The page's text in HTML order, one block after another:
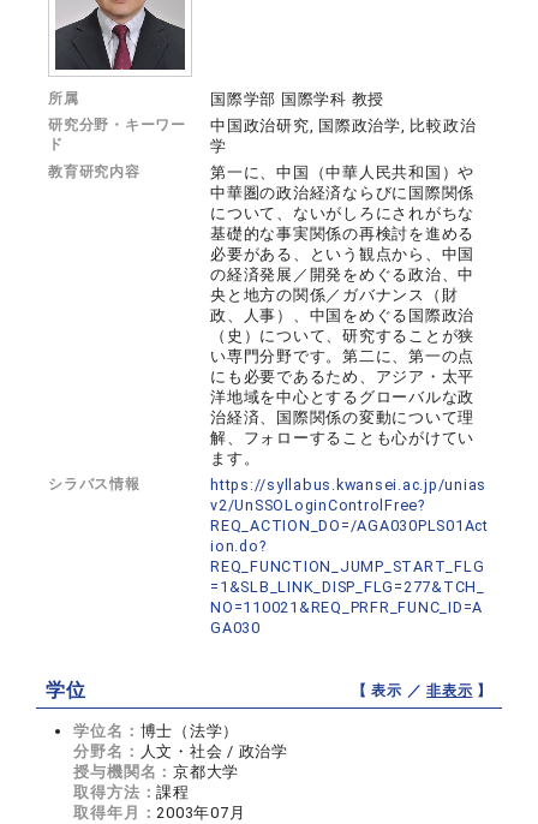
所属 国際学部 国際学科 教授
研究分野・キーワー
ド
中国政治研究, 国際政治学, 比較政治
学
教育研究内容
第一に、中国（中華人民共和国）や
中華圏の政治経済ならびに国際関係
について、ないがしろにされがちな
基礎的な事実関係の再検討を進める
必要がある、という観点から、中国
の経済発展／開発をめぐる政治、中
央と地方の関係／ガバナンス（財
政、人事）、中国をめぐる国際政治
（史）について、研究することが狭
い専門分野です。第二に、第一の点
にも必要であるため、アジア・太平
洋地域を中心とするグローバルな政
治経済、国際関係の変動について理
解、フォローすることも心がけてい
ます。
シラバス情報
https://syllabus.kwansei.ac.jp/unias
v2/UnSSOLoginControlFree?
REQ_ACTION_DO=/AGA030PLS01Act
ion.do?
REQ_FUNCTION_JUMP_START_FLG
=1&SLB_LINK_DISP_FLG=277&TCH_
NO=110021&REQ_PRFR_FUNC_ID=A
GA030
学位 【 表示 ／非表示 】
学位名： 博士（法学）
分野名： 人文・社会 / 政治学
授与機関名：京都大学
取得方法：課程
取得年月：2003年07月